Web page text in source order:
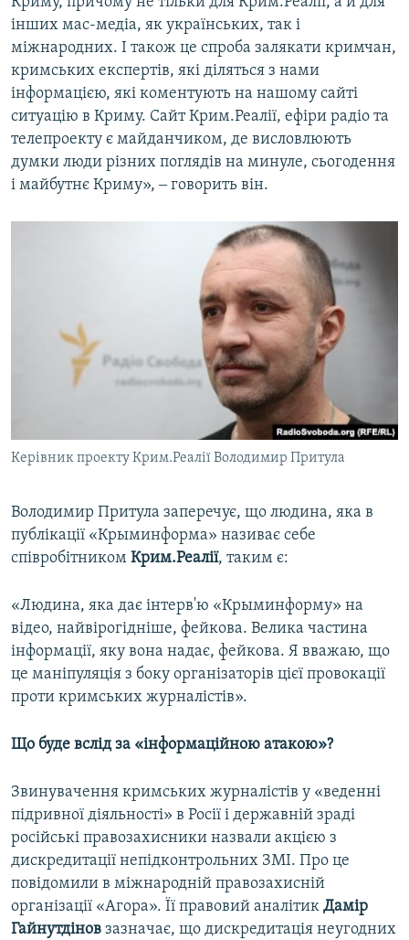
інших мас-медіа, як українських, так і
міжнародних. І також це спроба залякати кримчан,
кримських експертів, які діляться з нами
інформацією, які коментують на нашому сайті
ситуацію в Криму. Сайт Крим.Реалії, ефіри радіо та
телепроекту є майданчиком, де висловлюють
думки люди різних поглядів на минуле, сьогодення
і майбутнє Криму», ‒ говорить він.
Керівник проекту Крим.Реалії Володимир Притула
​Володимир Притула заперечує, що людина, яка в
публікації «Крыминформа» називає себе
співробітником Крим.Реалії, таким є:
«Людина, яка дає інтерв'ю «Крыминформу» на
відео, найвірогідніше, фейкова. Велика частина
інформації, яку вона надає, фейкова. Я вважаю, що
це маніпуляція з боку організаторів цієї провокації
проти кримських журналістів».
Що буде вслід за «інформаційною атакою»?
Звинувачення кримських журналістів у «веденні
підривної діяльності» в Росії і державній зраді
російські правозахисники назвали акцією з
дискредитації непідконтрольних ЗМІ. Про це
повідомили в міжнародній правозахисній
організації «Агора». Її правовий аналітик Дамір
Гайнутдінов зазначає, що дискредитація неугодних